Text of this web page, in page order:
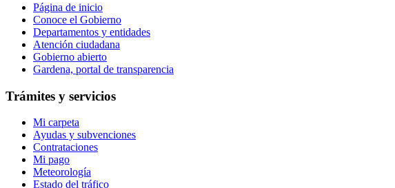
Página de inicio
Conoce el Gobierno
Departamentos y entidades
Atención ciudadana
Gobierno abierto
Gardena, portal de transparencia
Trámites y servicios
Mi carpeta
Ayudas y subvenciones
Contrataciones
Mi pago
Meteorología
Estado del tráfico